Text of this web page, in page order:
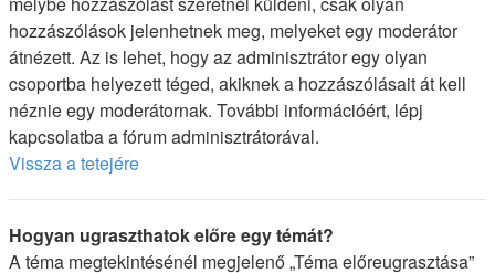
hozzászólások jelenhetnek meg, melyeket egy moderátor
átnézett. Az is lehet, hogy az adminisztrátor egy olyan
csoportba helyezett téged, akiknek a hozzászólásait át kell
néznie egy moderátornak. További információért, lépj
kapcsolatba a fórum adminisztrátorával.
Vissza a tetejére
Hogyan ugraszthatok előre egy témát?
A téma megtekintésénél megjelenő „Téma előreugrasztása”